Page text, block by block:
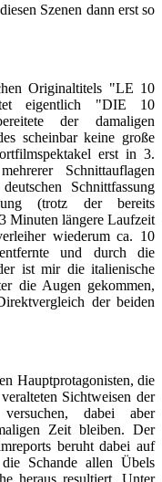
Szenen dann erst so
Originaltitels "LE 10
eigentlich "DIE 10
der damaligen
scheinbar keine große
erst in 3.
Schnittauflagen
Schnittfassung
(trotz der bereits
Minuten längere Laufzeit
wiederum ca. 10
und durch die
ist mir die italienische
die Augen gekommen,
der beiden
Hauptprotagonisten, die
Sichtweisen der
versuchen, dabei aber
Zeit bleiben. Der
beruht dabei auf
Schande allen Übels
heraus resultiert. Unter